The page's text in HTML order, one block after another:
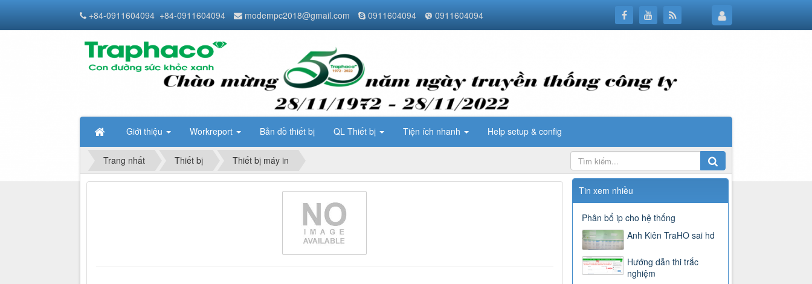
+84-0911604094 +84-0911604094 modempc2018@gmail.com 0911604094 0911604094
Giới thiệu Workreport Bản đồ thiết bị QL Thiết bị Tiện ích nhanh Help setup & config
Trang nhất Thiết bị Thiết bị máy in
Tin xem nhiều
Phân bổ ip cho hệ thống
Anh Kiên TraHO sai hd
Hướng dẫn thi trắc
nghiệm